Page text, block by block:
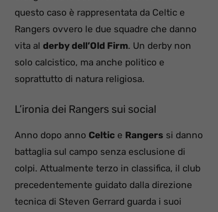
questo caso è rappresentata da Celtic e
Rangers ovvero le due squadre che danno
vita al derby dell’Old Firm. Un derby non
solo calcistico, ma anche politico e
soprattutto di natura religiosa.
L’ironia dei Rangers sui social
Anno dopo anno Celtic e Rangers si danno
battaglia sul campo senza esclusione di
colpi. Attualmente terzo in classifica, il club
precedentemente guidato dalla direzione
tecnica di Steven Gerrard guarda i suoi